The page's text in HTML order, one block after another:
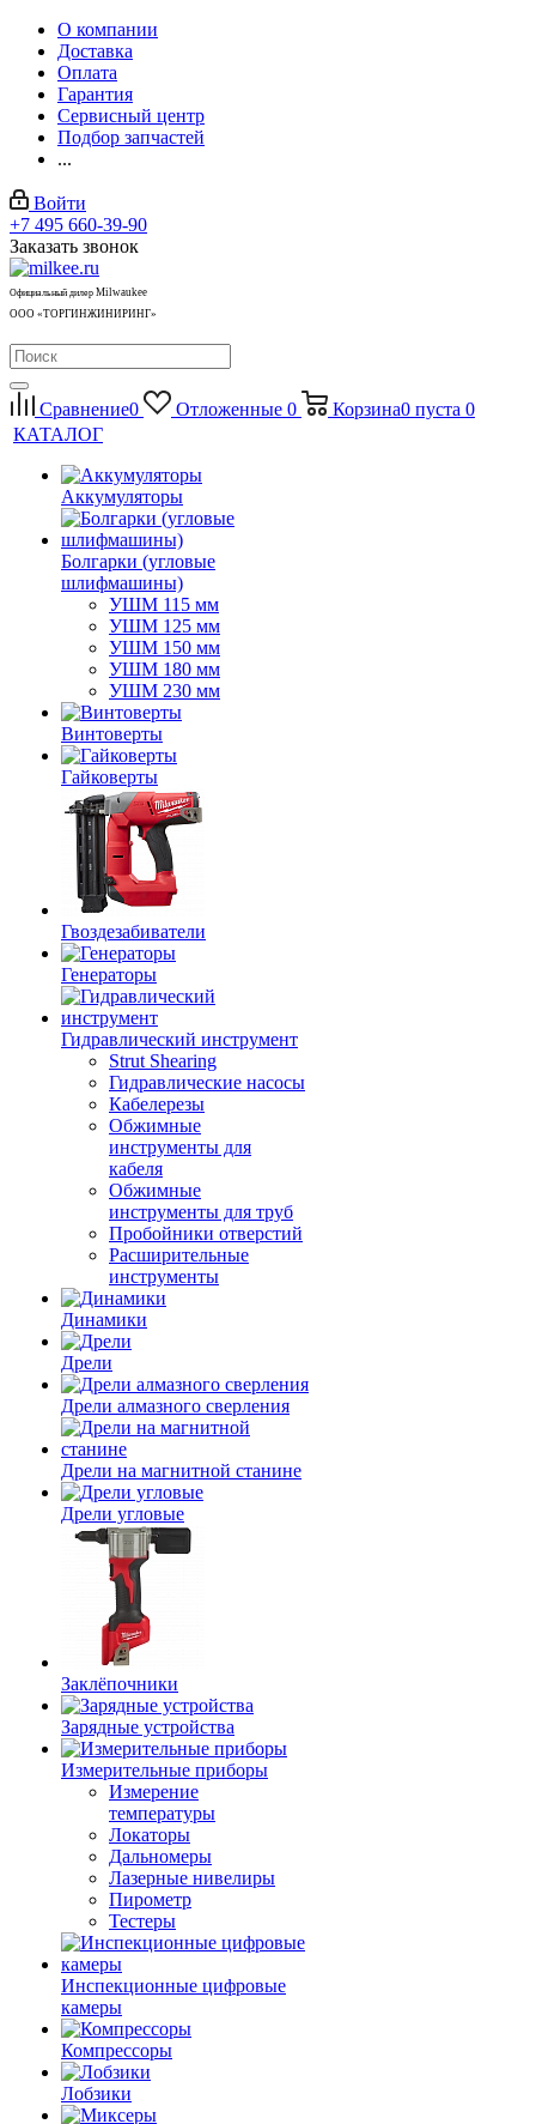
О компании
Доставка
Оплата
Гарантия
Сервисный центр
Подбор запчастей
...
Войти
+7 495 660-39-90
Заказать звонок
Официальный дилер Milwaukee
ООО «ТОРГИНЖИНИРИНГ»
Сравнение0 Отложенные 0 Корзина0 пуста 0
КАТАЛОГ
Аккумуляторы
Болгарки (угловые
шлифмашины)
УШМ 115 мм
УШМ 125 мм
УШМ 150 мм
УШМ 180 мм
УШМ 230 мм
Винтоверты
Гайковерты
Гвоздезабиватели
Генераторы
Гидравлический инструмент
Strut Shearing
Гидравлические насосы
Кабелерезы
Обжимные
инструменты для
кабеля
Обжимные
инструменты для труб
Пробойники отверстий
Расширительные
инструменты
Динамики
Дрели
Дрели алмазного сверления
Дрели на магнитной станине
Дрели угловые
Заклёпочники
Зарядные устройства
Измерительные приборы
Измерение
температуры
Локаторы
Дальномеры
Лазерные нивелиры
Пирометр
Тестеры
Инспекционные цифровые
камеры
Компрессоры
Лобзики